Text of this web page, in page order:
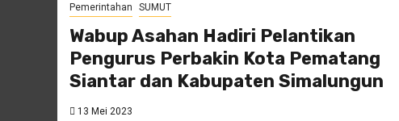
Pemerintahan SUMUT
Wabup Asahan Hadiri Pelantikan
Pengurus Perbakin Kota Pematang
Siantar dan Kabupaten Simalungun
13 Mei 2023